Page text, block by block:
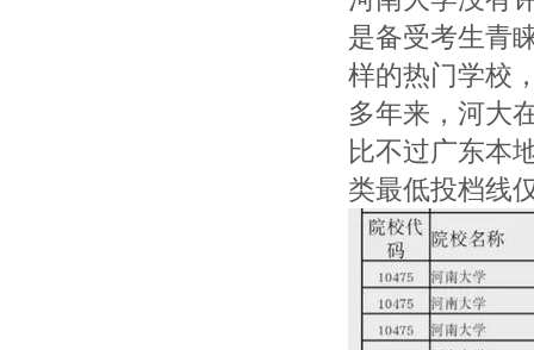
是备受考生青
样的热门学校
多年来，河大
比不过广东本
类最低投档线